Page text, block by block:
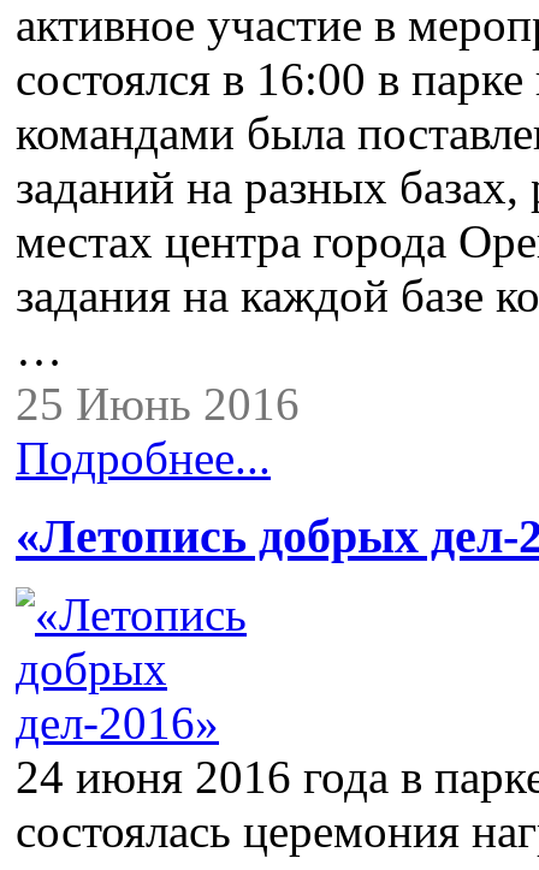
активное участие в
состоялся в 16:00 в
командами была
заданий на разных
местах центра города
задания на каждой базе
…
25 Июнь 2016
Подробнее...
«Летопись добрых дел-
24 июня 2016 года в
состоялась церемония